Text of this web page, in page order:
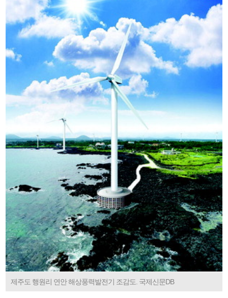
제주도 행원리 연안 해상풍력발전기 조감도. 국제신문DB